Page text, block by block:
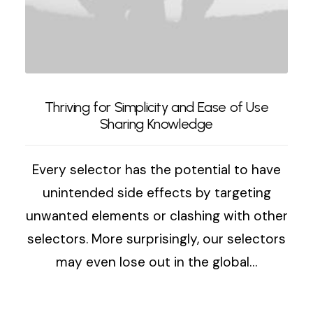
Thriving for Simplicity and Ease of Use
Sharing Knowledge
Every selector has the potential to have
unintended side effects by targeting
unwanted elements or clashing with other
selectors. More surprisingly, our selectors
may even lose out in the global…